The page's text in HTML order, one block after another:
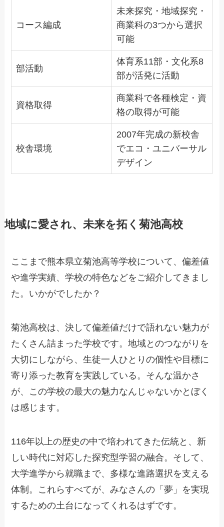
コース編成
未来探究・地域探究・
商業科の3つから選択
可能
部活動
体育系11部・文化系8
部が活発に活動
資格取得
商業科で各種検定・資
格の取得が可能
校舎環境
2007年完成の新校舎
でエコ・ユニバーサル
デザイン
地域に愛され、未来を拓く菊池高校
ここまで熊本県立菊池高等学校について、偏差値
や進学実績、学校の特色などをご紹介してきまし
た。いかがでしたか？
菊池高校は、決して偏差値だけで語れない魅力が
たくさん詰まった学校です。地域とのつながりを
大切にしながら、生徒一人ひとりの個性や目標に
寄り添った教育を実践している。そんな温かさ
が、この学校の最大の魅力なんじゃないかとぼく
は感じます。
116年以上の歴史の中で培われてきた伝統と、新
しい時代に対応した探究型学習の融合。そして、
大学進学から就職まで、多様な進路選択を支える
体制。これらすべてが、みなさんの「夢」を実現
するための土台になってくれるはずです。